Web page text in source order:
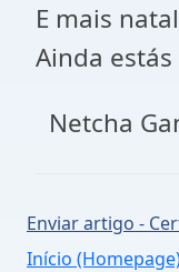
E mais
Ainda
Netcha
Enviar artigo -
Início